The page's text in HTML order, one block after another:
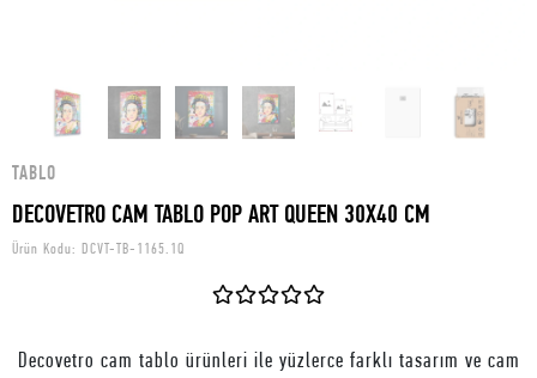
TABLO
DECOVETRO CAM TABLO POP ART QUEEN 30X40 CM
Ürün Kodu: DCVT-TB-1165.1Q
Decovetro cam tablo ürünleri ile yüzlerce farklı tasarım ve cam